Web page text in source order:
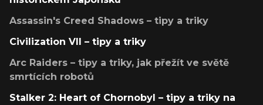
Assassin's Creed Shadows – tipy a triky
Civilization VII – tipy a triky
Arc Raiders – tipy a triky, jak přežít ve světě
smrtících robotů
Stalker 2: Heart of Chornobyl – tipy a triky na